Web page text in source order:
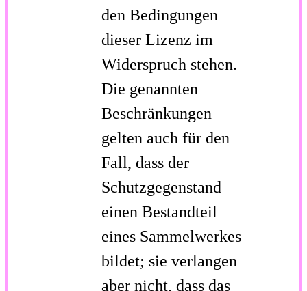
den Bedingungen
dieser Lizenz im
Widerspruch stehen.
Die genannten
Beschränkungen
gelten auch für den
Fall, dass der
Schutzgegenstand
einen Bestandteil
eines Sammelwerkes
bildet; sie verlangen
aber nicht, dass das